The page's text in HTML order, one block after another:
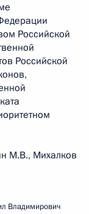
Российской
Российской
М.В., Михалков
Владимирович